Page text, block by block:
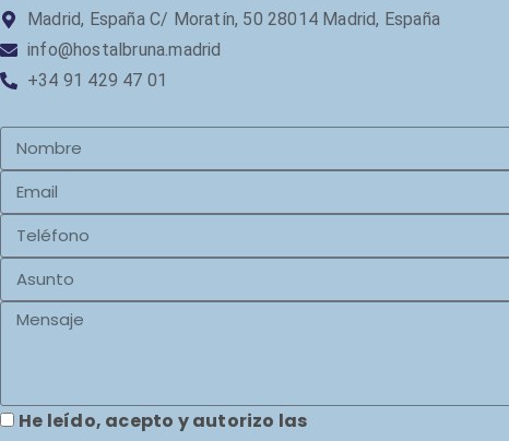
Madrid, España C/ Moratín, 50 28014 Madrid, España
info@hostalbruna.madrid
+34 91 429 47 01
He leído, acepto y autorizo las